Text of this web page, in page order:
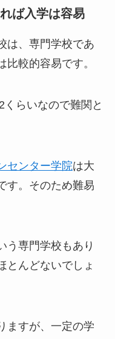
ば入学は容易
は、専門学校であ
較的容易です。
らいなので難関と
センター学院は大
す。そのため難易
う専門学校もあり
とんどないでしょ
ますが、一定の学